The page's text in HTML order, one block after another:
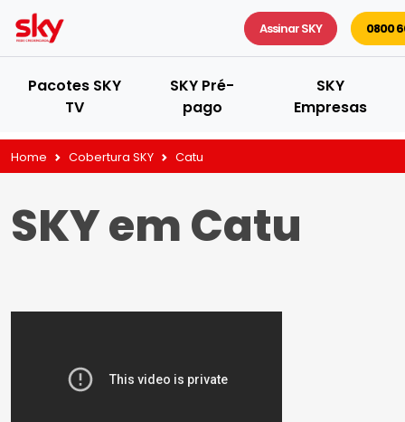
Assinar SKY 0800
Pacotes SKY
TV
SKY Pré-
pago
SKY
Empresas
Home Cobertura SKY Catu
SKY em Catu